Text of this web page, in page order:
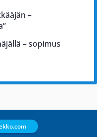
–
– sopimus